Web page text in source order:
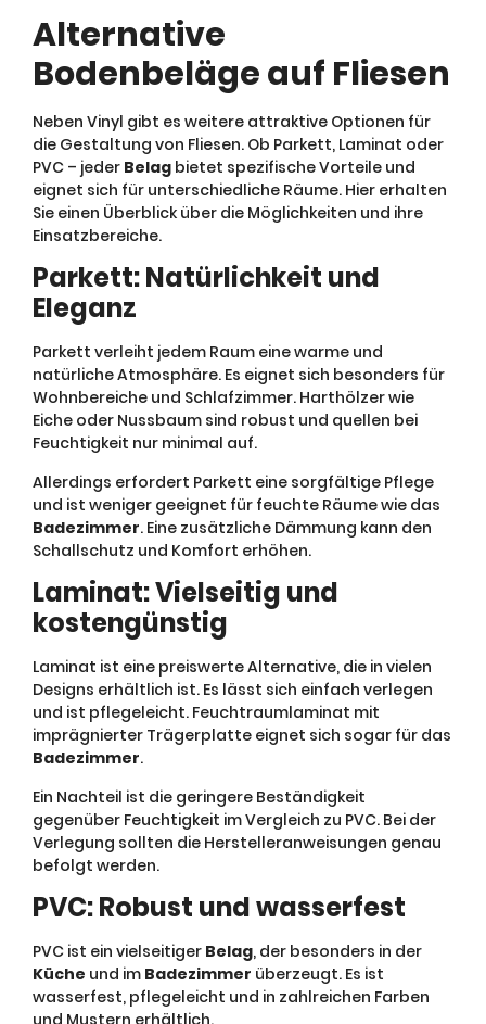
Alternative
Bodenbeläge auf Fliesen
Neben Vinyl gibt es weitere attraktive Optionen für
die Gestaltung von Fliesen. Ob Parkett, Laminat oder
PVC – jeder Belag bietet spezifische Vorteile und
eignet sich für unterschiedliche Räume. Hier erhalten
Sie einen Überblick über die Möglichkeiten und ihre
Einsatzbereiche.
Parkett: Natürlichkeit und
Eleganz
Parkett verleiht jedem Raum eine warme und
natürliche Atmosphäre. Es eignet sich besonders für
Wohnbereiche und Schlafzimmer. Harthölzer wie
Eiche oder Nussbaum sind robust und quellen bei
Feuchtigkeit nur minimal auf.
Allerdings erfordert Parkett eine sorgfältige Pflege
und ist weniger geeignet für feuchte Räume wie das
Badezimmer. Eine zusätzliche Dämmung kann den
Schallschutz und Komfort erhöhen.
Laminat: Vielseitig und
kostengünstig
Laminat ist eine preiswerte Alternative, die in vielen
Designs erhältlich ist. Es lässt sich einfach verlegen
und ist pflegeleicht. Feuchtraumlaminat mit
imprägnierter Trägerplatte eignet sich sogar für das
Badezimmer.
Ein Nachteil ist die geringere Beständigkeit
gegenüber Feuchtigkeit im Vergleich zu PVC. Bei der
Verlegung sollten die Herstelleranweisungen genau
befolgt werden.
PVC: Robust und wasserfest
PVC ist ein vielseitiger Belag, der besonders in der
Küche und im Badezimmer überzeugt. Es ist
wasserfest, pflegeleicht und in zahlreichen Farben
und Mustern erhältlich.